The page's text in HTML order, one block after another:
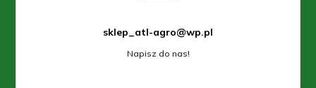
sklep_atl-agro@wp.pl
Napisz do nas!